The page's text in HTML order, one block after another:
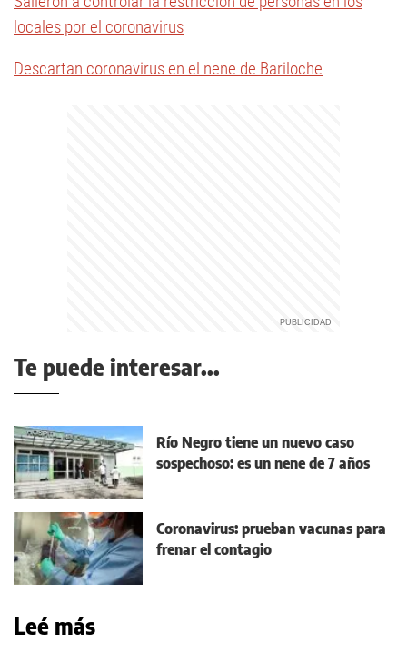
locales por el coronavirus
Descartan coronavirus en el nene de Bariloche
Te puede interesar...
Río Negro tiene un nuevo caso
sospechoso: es un nene de 7 años
Coronavirus: prueban vacunas para
frenar el contagio
Leé más